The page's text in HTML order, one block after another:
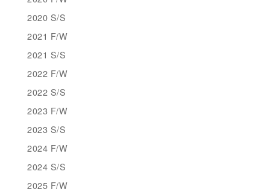
2020 S/S
2021 F/W
2021 S/S
2022 F/W
2022 S/S
2023 F/W
2023 S/S
2024 F/W
2024 S/S
2025 F/W